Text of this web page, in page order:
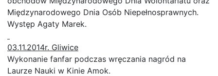
Międzynarodowego Dnia Osób Niepełnosprawnych.
Występ Agaty Marek.
03.11.2014r. Gliwice
Wykonanie fanfar podczas wręczania nagród na
Laurze Nauki w Kinie Amok.